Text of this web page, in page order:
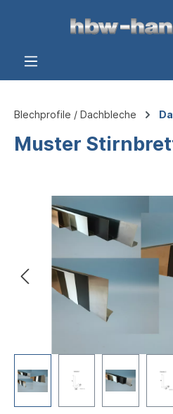
springen
Blechprofile / Dachbleche
Muster
Bildergalerie überspringen